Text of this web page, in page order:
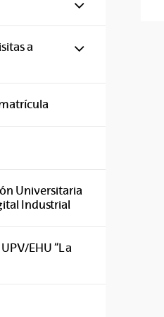
a
Mostrar/
Universitaria
Industrial
EHU “La